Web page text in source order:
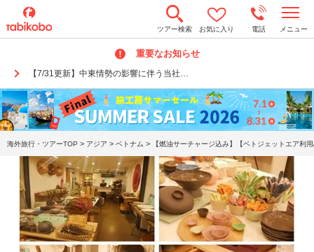
ツアー検索 お気に入り 電話 メニュー
重要なお知らせ
【7/31更新】中東情勢の影響に伴う当社…
o
n
a
v
i
g
a
t
n
海外旅行・ツアーTOP > アジア > ベトナム > 【燃油サーチャージ込み】【ベトジェットエア